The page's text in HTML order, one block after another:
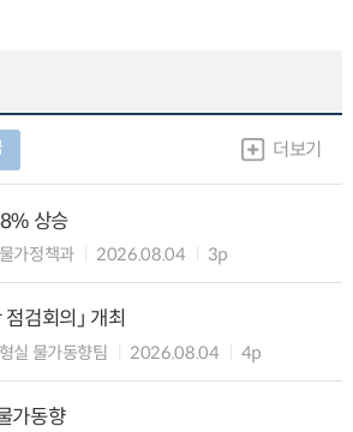
더보기
상승
가정책과 2026.08.04 3p
검회의」 개최
실 물가동향팀 2026.08.04 4p
가동향